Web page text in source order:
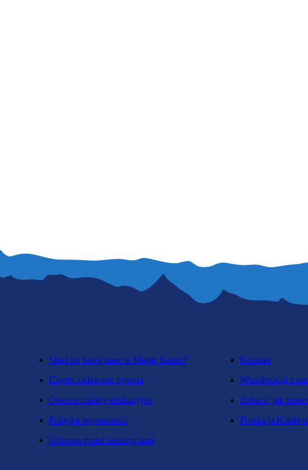
Skąd się biorą dane w Mapie Karier?
Często zadawane pytania
Otwarte zasoby edukacyjne
Polityka prywatności
Ochrona przed nadużyciami
Kontakt
Współpracuj z
Zobacz, jak
Fundacja